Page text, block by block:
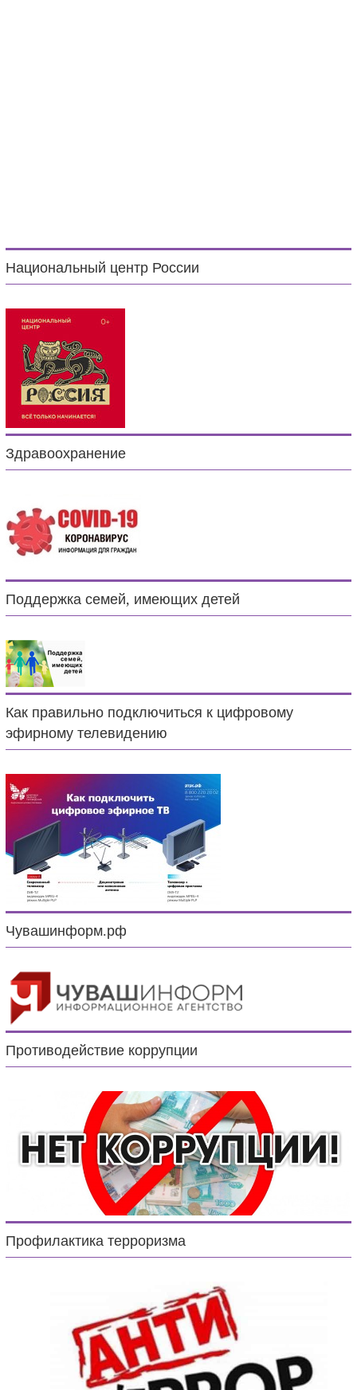
Национальный центр России
Здравоохранение
Поддержка семей, имеющих детей
Как правильно подключиться к цифровому
эфирному телевидению
Чувашинформ.рф
Противодействие коррупции
Профилактика терроризма